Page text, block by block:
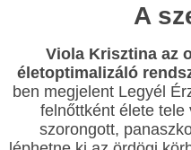
A
Viola Krisztina az
életoptimalizáló
ben megjelent Legyél
felnőttként élete
szorongott,